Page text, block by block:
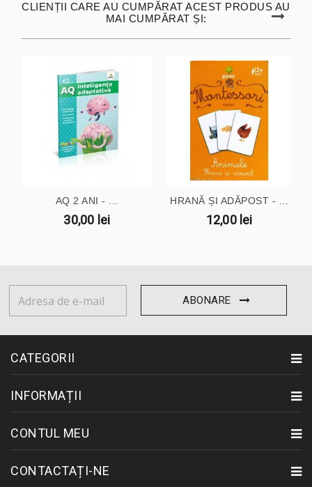
CLIENȚII CARE AU CUMPĂRAT ACEST PRODUS AU
MAI CUMPĂRAT ȘI:
AQ 2 ANI - ...
30,00 lei
HRANĂ ȘI ADĂPOST - ...
12,00 lei
ABONARE
CATEGORII
INFORMAȚII
CONTUL MEU
CONTACTAȚI-NE